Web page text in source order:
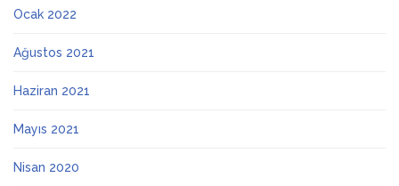
Ocak 2022
Ağustos 2021
Haziran 2021
Mayıs 2021
Nisan 2020